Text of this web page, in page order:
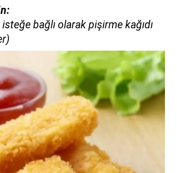
isteğe bağlı olarak pişirme kağıdı